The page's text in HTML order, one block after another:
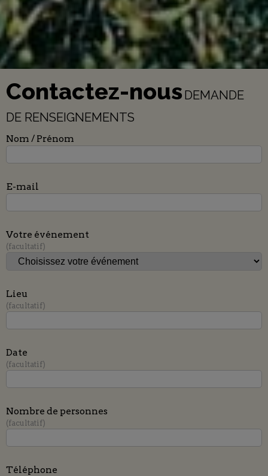
Contactez-nous DEMANDE
DE RENSEIGNEMENTS
Nom / Prénom
E-mail
Votre événement
facultatif
Lieu
facultatif
Date
facultatif
Nombre de personnes
facultatif
Téléphone